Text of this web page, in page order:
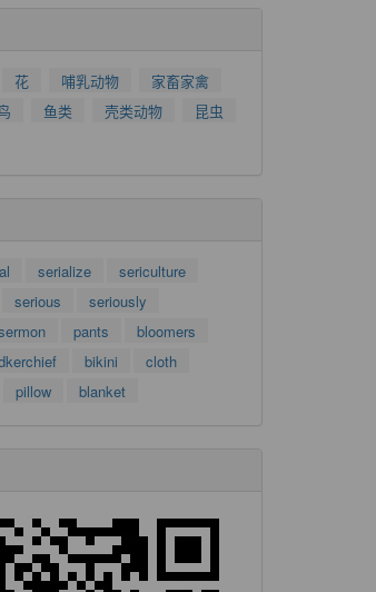
花 哺乳动物
家畜家禽
鱼类 壳类动物
昆虫
serialize
sericulture
serious
seriously
pants
bloomers
bikini
cloth
pillow blanket